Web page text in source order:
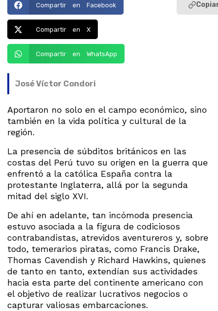
Compartir en Facebook
Compartir en X
Compartir en WhatsApp
José Víctor Condori
Aportaron no solo en el campo económico, sino
también en la vida política y cultural de la
región.
La presencia de súbditos británicos en las
costas del Perú tuvo su origen en la guerra que
enfrentó a la católica España contra la
protestante Inglaterra, allá por la segunda
mitad del siglo XVI.
De ahí en adelante, tan incómoda presencia
estuvo asociada a la figura de codiciosos
contrabandistas, atrevidos aventureros y, sobre
todo, temerarios piratas, como Francis Drake,
Thomas Cavendish y Richard Hawkins, quienes
de tanto en tanto, extendían sus actividades
hacia esta parte del continente americano con
el objetivo de realizar lucrativos negocios o
capturar valiosas embarcaciones.